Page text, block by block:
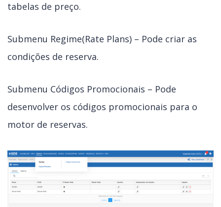
tabelas de preço.
Submenu Regime(Rate Plans) – Pode criar as
condições de reserva.
Submenu Códigos Promocionais – Pode
desenvolver os códigos promocionais para o
motor de reservas.